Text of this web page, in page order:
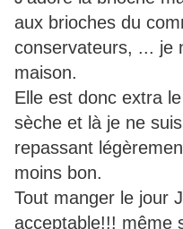
aux brioches du
conservateurs, ... je
maison.
Elle est donc extra
sèche et là je ne
repassant
moins bon.
Tout manger le jour
acceptable!!! même